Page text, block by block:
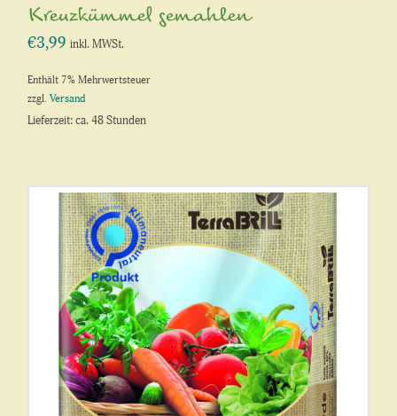
Kreuzkümmel gemahlen
€3,99 inkl. MWSt.
Enthält 7% Mehrwertsteuer
zzgl.Versand
Lieferzeit: ca. 48 Stunden